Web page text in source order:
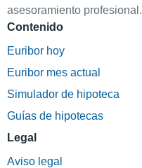
asesoramiento profesional.
Contenido
Euribor hoy
Euribor mes actual
Simulador de hipoteca
Guías de hipotecas
Legal
Aviso legal